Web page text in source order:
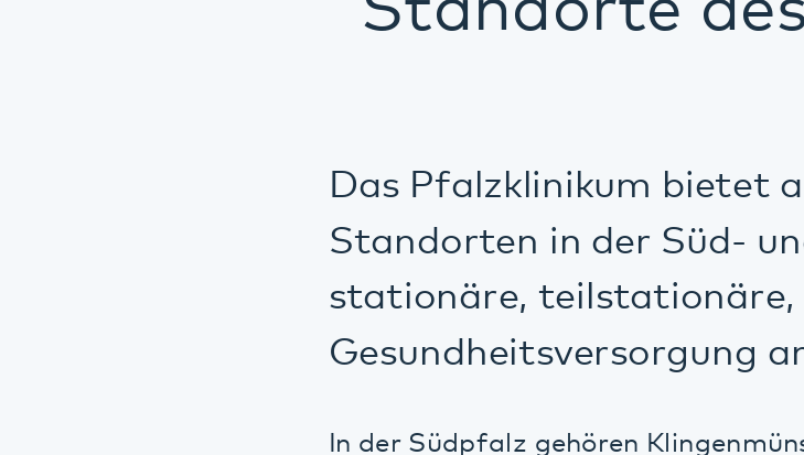
Standorten in der Süd- und
stationäre, teilstationäre,
Gesundheitsversorgung an.
In der Südpfalz gehören Klingenmünster,
Speyer sowie Wörth zu den Standorten